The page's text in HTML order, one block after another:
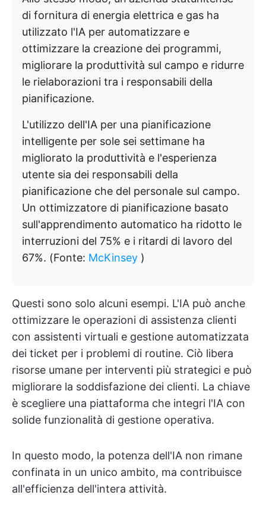
di fornitura di energia elettrica e gas ha
utilizzato l'IA per automatizzare e
ottimizzare la creazione dei programmi,
migliorare la produttività sul campo e ridurre
le rielaborazioni tra i responsabili della
pianificazione.
L'utilizzo dell'IA per una pianificazione
intelligente per sole sei settimane ha
migliorato la produttività e l'esperienza
utente sia dei responsabili della
pianificazione che del personale sul campo.
Un ottimizzatore di pianificazione basato
sull'apprendimento automatico ha ridotto le
interruzioni del 75% e i ritardi di lavoro del
67%. (Fonte: McKinsey )
Questi sono solo alcuni esempi. L'IA può anche
ottimizzare le operazioni di assistenza clienti
con assistenti virtuali e gestione automatizzata
dei ticket per i problemi di routine. Ciò libera
risorse umane per interventi più strategici e può
migliorare la soddisfazione dei clienti. La chiave
è scegliere una piattaforma che integri l'IA con
solide funzionalità di gestione operativa.
In questo modo, la potenza dell'IA non rimane
confinata in un unico ambito, ma contribuisce
all'efficienza dell'intera attività.